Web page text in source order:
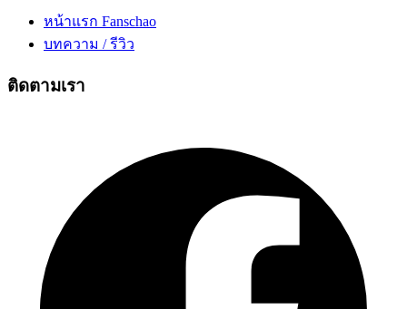
หน้าแรก Fanschao
บทความ / รีวิว
ติดตามเรา